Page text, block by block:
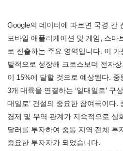
Google의 데이터에 따르면 국경 간
모바일 애플리케이션 및 게임, 스마
로 진출하는 주요 영역입니다. 이
발적으로 성장해 크로스보더 전자
이 15%에 달할 것으로 예상된다.
3개 대륙을 연결하는 ‘일대일로’ 구
대일로’ 건설의 중요한 참여국이다.
경제 및 무역 관계가 지속적으로 심
달러를 투자하여 중동 지역 전체 투
중요한 투자자가 되었습니다.